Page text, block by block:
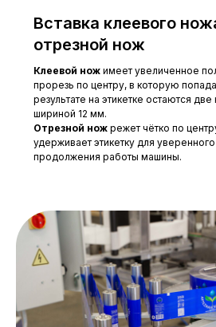
Вставка клеевого
отрезной нож
Клеевой нож имеет увеличенное
прорезь по центру, в которую
результате на этикетке остаются
шириной 12 мм.
Отрезной нож режет чётко по
удерживает этикетку для уверенного
продолжения работы машины.